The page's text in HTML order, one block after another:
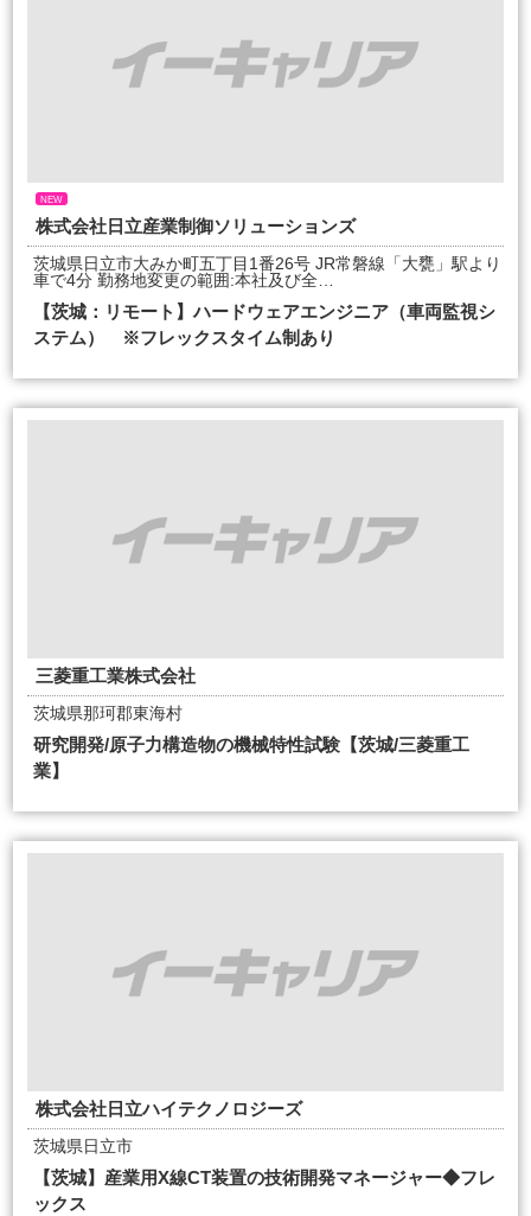
NEW
株式会社日立産業制御ソリューションズ
茨城県日立市大みか町五丁目1番26号 JR常磐線「大甕」駅より
車で4分 勤務地変更の範囲:本社及び全…
【茨城：リモート】ハードウェアエンジニア（車両監視シ
ステム） ※フレックスタイム制あり
三菱重工業株式会社
茨城県那珂郡東海村
研究開発/原子力構造物の機械特性試験【茨城/三菱重工
業】
株式会社日立ハイテクノロジーズ
茨城県日立市
【茨城】産業用X線CT装置の技術開発マネージャー◆フレ
ックス